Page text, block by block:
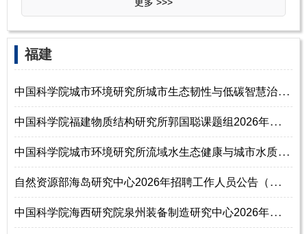
‌‌福建
中
国科学院城市环境研究所城市生态韧性与低碳智慧治理创新团队2026年招聘副
中
国科学院福建物质结构研究所郭国聪课题组2026年招聘工作人员启事
中
国科学院城市环境研究所流域水生态健康与城市水质安全创新团队2026年招聘
自
然资源部海岛研究中心2026年招聘工作人员公告（第二批）
中
国科学院海西研究院泉州装备制造研究中心2026年诚聘海内外优秀人才公告